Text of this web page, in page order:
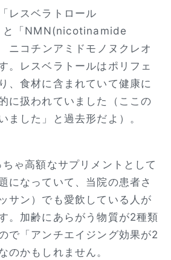
レスベラトロール
と「NMN(nicotinamide
コチンアミドモノヌクレオ
。レスベラトールはポリフェ
、食材に含まれていて健康に
に扱われていました（ここの
ました」と過去形だよ）。
ゃ高額なサプリメントとして
になっていて、当院の患者さ
サン）でも愛飲している人が
。加齢にあらがう物質が2種類
で「アンチエイジング効果が2
のかもしれません。